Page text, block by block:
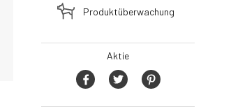
Produktüberwachung
Aktie